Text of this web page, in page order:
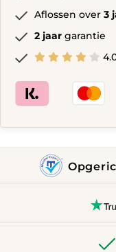
Aflossen over 3
2 jaar garantie